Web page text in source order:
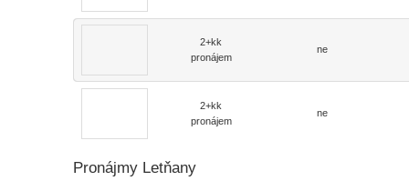
2+kk
pronájem
ne
2+kk
pronájem
ne
Pronájmy Letňany